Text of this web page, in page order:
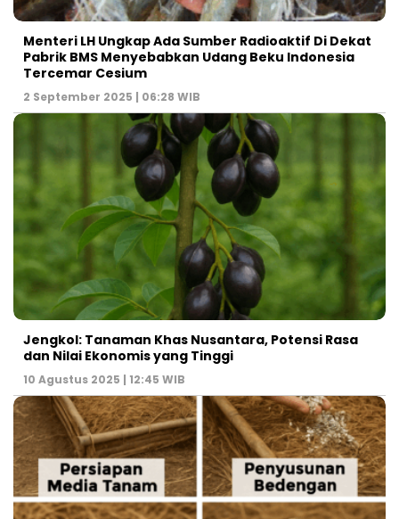
Menteri LH Ungkap Ada Sumber Radioaktif Di Dekat
Pabrik BMS Menyebabkan Udang Beku Indonesia
Tercemar Cesium
2 September 2025 | 06:28 WIB
Jengkol: Tanaman Khas Nusantara, Potensi Rasa
dan Nilai Ekonomis yang Tinggi
10 Agustus 2025 | 12:45 WIB